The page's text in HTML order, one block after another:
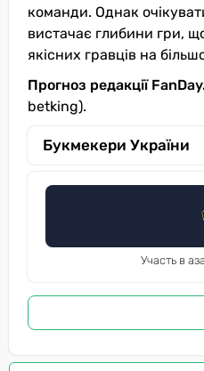
команди. Однак
вистачає глибини гри,
якісних гравців на
Прогноз редакції
betking).
Букмекери України
Участь в